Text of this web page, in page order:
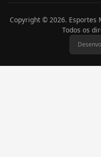
Copyright © 2026. Esportes
Todos os